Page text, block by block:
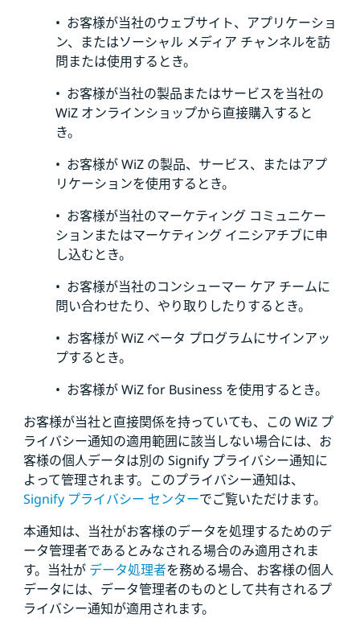
• お客様が当社のウェブサイト、アプリケーショ
ン、またはソーシャル メディア チャンネルを訪
問または使用するとき。
• お客様が当社の製品またはサービスを当社の
WiZ オンラインショップから直接購入すると
き。
• お客様が WiZ の製品、サービス、またはアプ
リケーションを使用するとき。
• お客様が当社のマーケティング コミュニケー
ションまたはマーケティング イニシアチブに申
し込むとき。
• お客様が当社のコンシューマー ケア チームに
問い合わせたり、やり取りしたりするとき。
• お客様が WiZ ベータ プログラムにサインアッ
プするとき。
• お客様が WiZ for Business を使用するとき。
お客様が当社と直接関係を持っていても、この WiZ プ
ライバシー通知の適用範囲に該当しない場合には、お
客様の個人データは別の Signify プライバシー通知に
よって管理されます。このプライバシー通知は、
Signify プライバシー センターでご覧いただけます。
本通知は、当社がお客様のデータを処理するためのデ
ータ管理者であるとみなされる場合のみ適用されま
す。当社が データ処理者を務める場合、お客様の個人
データには、データ管理者のものとして共有されるプ
ライバシー通知が適用されます。